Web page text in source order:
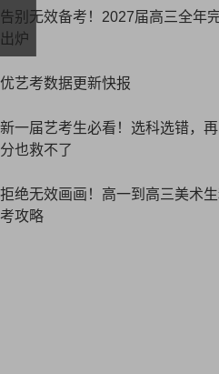
告别无效备考！2027届高三全年
出炉
优艺考数据更新快报
新一届艺考生必看！选科选错，
分也救不了
拒绝无效画画！高一到高三美术
考攻略